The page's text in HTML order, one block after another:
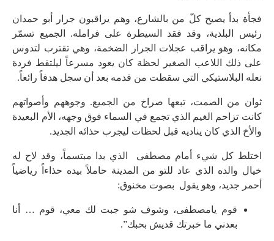
فجأة بدأ يصيح كلّ من بالشارع، وهم يراقبون جرار أبو حمدان
رئيس البلدية، وقد فقد السيطرة على فرامله. الجميع تسمّر
مكانه، وهو يراقب عجلات الجرار الضخمة، وهي تقترب لتدوس
على ذلك اللاعب الصغير لحظة كان يعود مسرعاً ليلتقط فردة
نعله البلاستيكي التي سقطت من قدمه بعد أن سجل هدفاً رائعاً.
ثوان من الصمت، تبعها صراخ من الجميع. وجوههم وأصواتهم
كانت تزاحم الغيم الذي تجمع في السماء فوق وجهه، الأم البعيدة
والأخ الذي كان يناديه قبل لحظات ليجرب حذائه الجديد.
اختلط كل شيء أمام مصطفى الذي بدا مبتسماً، وقد لاح له
خيال والده الذي عاد للتو من المدينة حاملاً بيده حذاءاً رياضياً
أحمر جديد، وهو يقول بصوت مخنوق:
قوم يامصطفى، وشوف شو جبت لك معي، قوم … أنا
بعدني ما خبرتك قديش بحبك”.